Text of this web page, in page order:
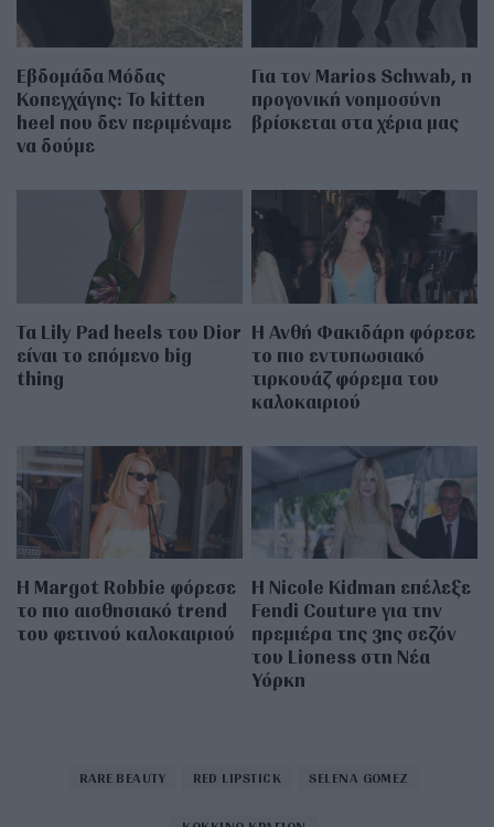
Εβδομάδα Μόδας
Κοπεγχάγης: Το kitten
heel που δεν περιμέναμε
να δούμε
Για τον Marios Schwab, η
προγονική νοημοσύνη
βρίσκεται στα χέρια μας
Τα Lily Pad heels του Dior
είναι το επόμενο big
thing
Η Ανθή Φακιδάρη φόρεσε
το πιο εντυπωσιακό
τιρκουάζ φόρεμα του
καλοκαιριού
Η Margot Robbie φόρεσε
το πιο αισθησιακό trend
του φετινού καλοκαιριού
Η Nicole Kidman επέλεξε
Fendi Couture για την
πρεμιέρα της 3ης σεζόν
του Lioness στη Νέα
Υόρκη
RARE BEAUTY RED LIPSTICK SELENA GOMEZ